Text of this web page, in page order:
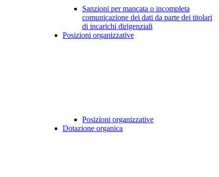
Sanzioni per mancata o incompleta
comunicazione dei dati da parte dei titolari
di incarichi dirigenziali
Posizioni organizzative
Posizioni organizzative
Dotazione organica